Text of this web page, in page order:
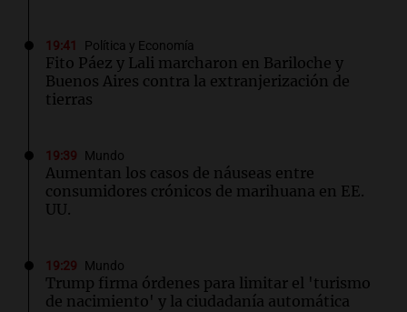
19:41 Política y Economía
Fito Páez y Lali marcharon en Bariloche y
Buenos Aires contra la extranjerización de
tierras
19:39 Mundo
Aumentan los casos de náuseas entre
consumidores crónicos de marihuana en EE.
UU.
19:29 Mundo
Trump firma órdenes para limitar el 'turismo
de nacimiento' y la ciudadanía automática